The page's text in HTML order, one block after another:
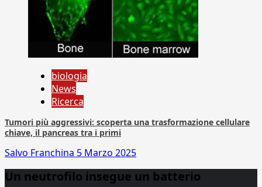
biologia
News
Ricerca
Tumori più aggressivi: scoperta una trasformazione cellulare
chiave, il pancreas tra i primi
Salvo Franchina 5 Marzo 2025
Un neutrofilo insegue un batterio